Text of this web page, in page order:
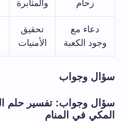
زحام
والمثابرة
دعاء مع
وجود الكعبة
تحقيق
الأمنيات
سؤال وجواب
سؤال وجواب: تفسير حلم
المكي في المنام